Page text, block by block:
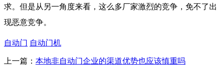
求。但是从另一角度来看，这么多厂家激烈的竞争，免不了出
现恶意竞争。
自动门 自动门机
上一篇： 本地非自动门企业的渠道优势也应该慎重吗